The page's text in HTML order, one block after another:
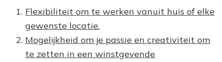
Flexibiliteit om te werken vanuit huis of elke
gewenste locatie.
Mogelijkheid om je passie en creativiteit om
te zetten in een winstgevende